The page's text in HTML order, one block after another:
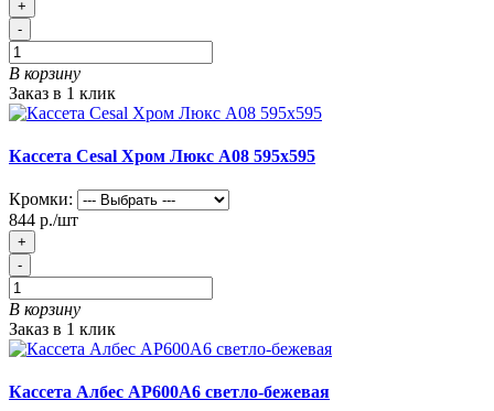
+
-
В корзину
Заказ в 1 клик
Кассета Cesal Хром Люкс А08 595х595
Кромки:
844 р./шт
+
-
В корзину
Заказ в 1 клик
Кассета Албес АР600А6 светло-бежевая